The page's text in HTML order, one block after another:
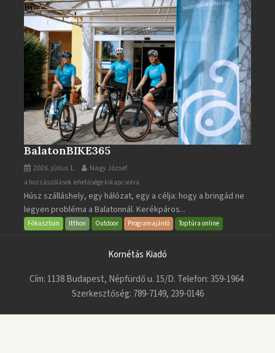
BalatonBIKE365
2026. július 1. Nagy József
BalatonBIKE365
bejegyzéshez
a hozzászólások lehetősége kikapcsolva
Húsz szálláshely, egy hálózat, egy a célja: hogy a bringád ne
legyen probléma a Balatonnál. Kerékpáros...
Fókuszban Itthon Outdoor Programajánló Toptúra online
Kornétás Kiadó
Cím: 1138 Budapest, Népfürdő u. 15/D. Telefon: 359-1964
Szerkesztőség: 789-7149, 239-0146